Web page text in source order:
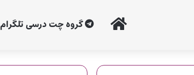
خانه گروه چت درسی تلگرام